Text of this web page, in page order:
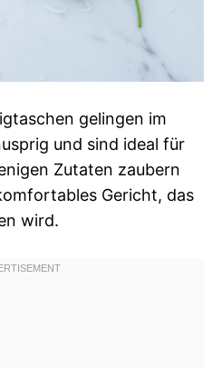
gelingen im
und sind ideal für
Zutaten zaubern
Gericht, das
wird.